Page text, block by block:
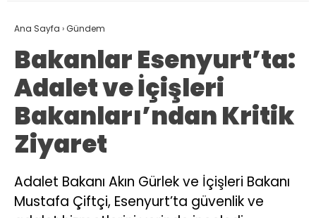
Ana Sayfa ›Gündem
Bakanlar Esenyurt’ta:
Adalet ve İçişleri
Bakanları’ndan Kritik
Ziyaret
Adalet Bakanı Akın Gürlek ve İçişleri Bakanı
Mustafa Çiftçi, Esenyurt’ta güvenlik ve